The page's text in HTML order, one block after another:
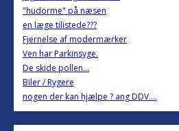
"hudorme" på næsen
en læge tilistede???
Fjernelse af modermærker
Ven har Parkinsyge.
De skide pollen...
Biler / Rygere
nogen der kan hjælpe ? ang DDV....